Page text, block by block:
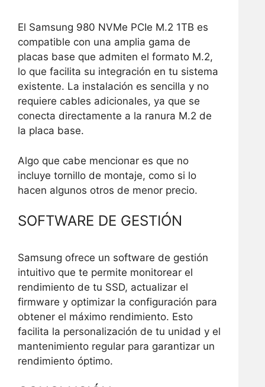
El Samsung 980 NVMe PCIe M.2 1TB es
compatible con una amplia gama de
placas base que admiten el formato M.2,
lo que facilita su integración en tu sistema
existente. La instalación es sencilla y no
requiere cables adicionales, ya que se
conecta directamente a la ranura M.2 de
la placa base.
Algo que cabe mencionar es que no
incluye tornillo de montaje, como si lo
hacen algunos otros de menor precio.
SOFTWARE DE GESTIÓN
Samsung ofrece un software de gestión
intuitivo que te permite monitorear el
rendimiento de tu SSD, actualizar el
firmware y optimizar la configuración para
obtener el máximo rendimiento. Esto
facilita la personalización de tu unidad y el
mantenimiento regular para garantizar un
rendimiento óptimo.